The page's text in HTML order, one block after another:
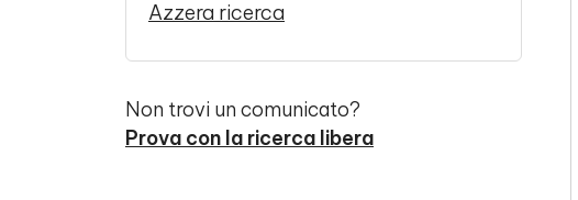
Azzera ricerca
Non trovi un comunicato?
Prova con la ricerca libera